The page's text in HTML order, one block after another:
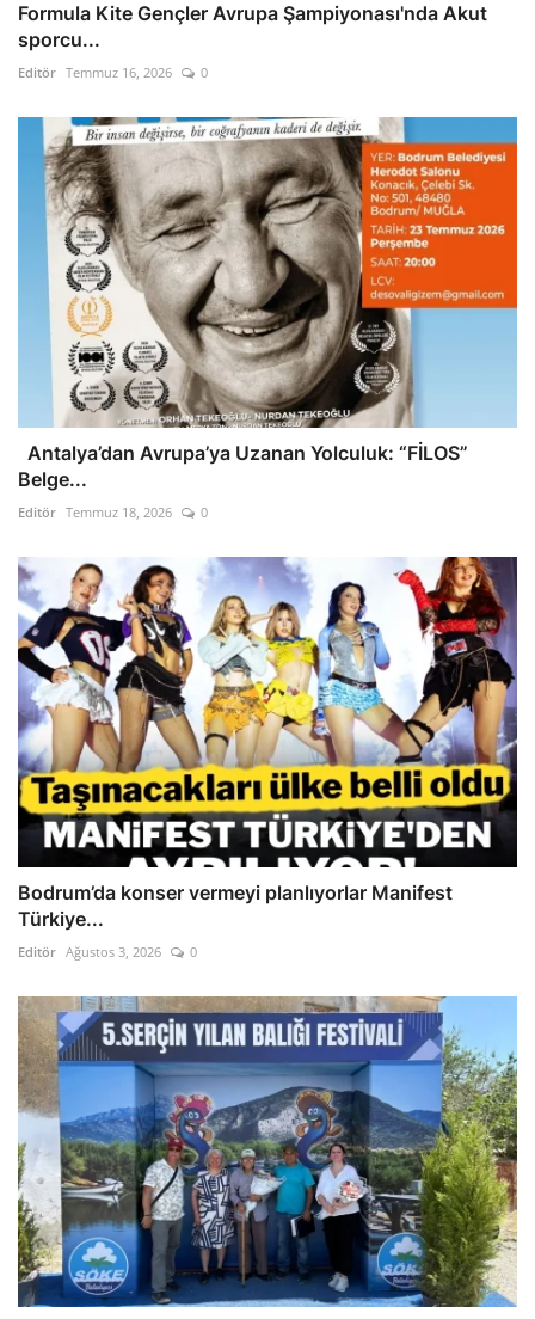
Formula Kite Gençler Avrupa Şampiyonası'nda Akut
sporcu...
Editör Temmuz 16, 2026 0
Antalya’dan Avrupa’ya Uzanan Yolculuk: “FİLOS”
Belge...
Editör Temmuz 18, 2026 0
Bodrum’da konser vermeyi planlıyorlar Manifest
Türkiye...
Editör Ağustos 3, 2026 0